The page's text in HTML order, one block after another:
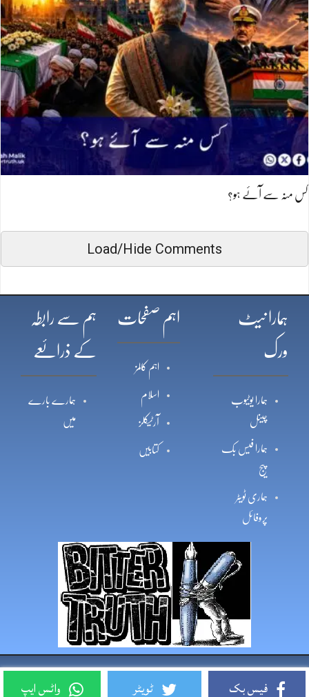
فیس بک ٹویٹر واٹس ایپ
کس منہ سے آئے ہو؟
Load/Hide Comments
ہمارا نیٹ
ورک
ہمارا یوٹیوب
چینل
ہمارا فیس بک
پیج
ہماری ٹویٹر
پروفائل
اہم صفحات
اہم کالمز
اسلام
آرٹیکلز
کتابیں
ہم سے رابطہ
کے ذرائعے
ہمارے بارے
میں
Copyright © 2026, Bittertruth All Rights Reserved